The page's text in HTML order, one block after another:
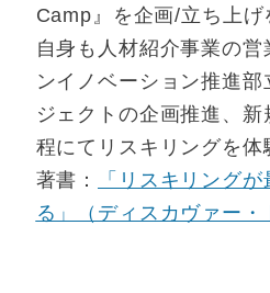
Camp』を企画/立ち上げ
自身も人材紹介事業の
ンイノベーション推進部
ジェクトの企画推進、
程にてリスキリングを体
著書：
「リスキリング
る」（ディスカヴァー・